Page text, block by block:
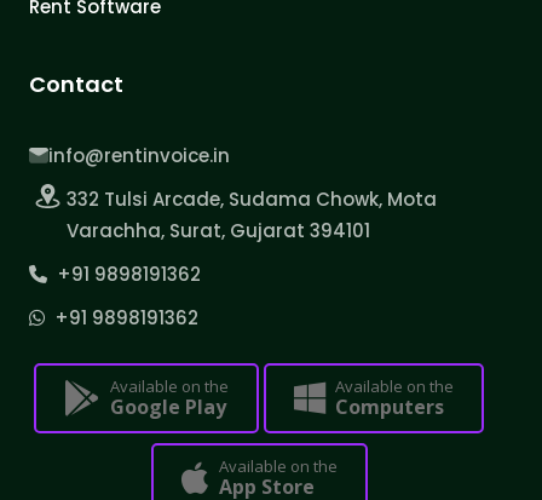
Rent Software
Contact
info@rentinvoice.in
332 Tulsi Arcade, Sudama Chowk, Mota
Varachha, Surat, Gujarat 394101
+91 9898191362
+91 9898191362
Available on the
Google Play
Available on the
Computers
Available on the
App Store